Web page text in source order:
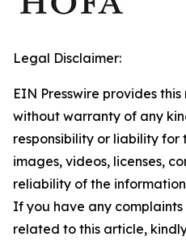
Legal Disclaimer:
EIN Presswire provides
without warranty of any
responsibility or liability
images, videos, licenses,
reliability of the
If you have any complaints
related to this article,